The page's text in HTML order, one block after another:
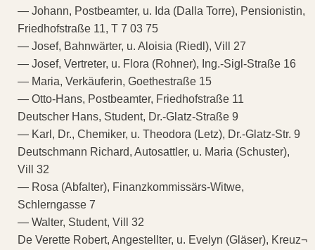
— Johann, Postbeamter, u. Ida (Dalla Torre), Pensionistin,
Friedhofstraße 11, T 7 03 75
— Josef, Bahnwärter, u. Aloisia (Riedl), Vill 27
— Josef, Vertreter, u. Flora (Rohner), Ing.-Sigl-Straße 16
— Maria, Verkäuferin, Goethestraße 15
— Otto-Hans, Postbeamter, Friedhofstraße 11
Deutscher Hans, Student, Dr.-Glatz-Straße 9
— Karl, Dr., Chemiker, u. Theodora (Letz), Dr.-Glatz-Str. 9
Deutschmann Richard, Autosattler, u. Maria (Schuster),
Vill 32
— Rosa (Abfalter), Finanzkommissärs-Witwe,
Schlerngasse 7
— Walter, Student, Vill 32
De Verette Robert, Angestellter, u. Evelyn (Gläser), Kreuz¬